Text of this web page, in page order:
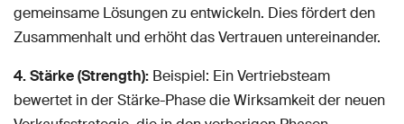
gemeinsame Lösungen zu entwickeln. Dies fördert den
Zusammenhalt und erhöht das Vertrauen untereinander.
4. Stärke (Strength): Beispiel: Ein Vertriebsteam
bewertet in der Stärke-Phase die Wirksamkeit der neuen